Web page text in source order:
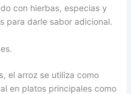
con hierbas, especias y
para darle sabor adicional.
el arroz se utiliza como
en platos principales como